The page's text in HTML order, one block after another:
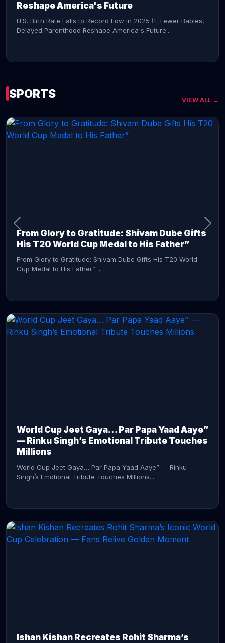
Reshape America's Future
U.S. Birth Rate Falls to Record Low in 2025 📉 Fewer Babies,
Delayed Parenthood Reshape America's Future...
SPORTS VIEW ALL →
From Glory to Gratitude: Shivam Dube Gifts
His T20 World Cup Medal to His Father”
From Glory to Gratitude: Shivam Dube Gifts His T20 World
Cup Medal to His Father” ...
World Cup Jeet Gaya… Par Papa Yaad Aaye”
— Rinku Singh’s Emotional Tribute Touches
Millions
World Cup Jeet Gaya… Par Papa Yaad Aaye” — Rinku
Singh’s Emotional Tribute Touches Millions...
Ishan Kishan Recreates Rohit Sharma’s